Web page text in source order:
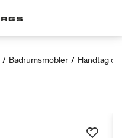
/ Badrumsmöbler / Handtag